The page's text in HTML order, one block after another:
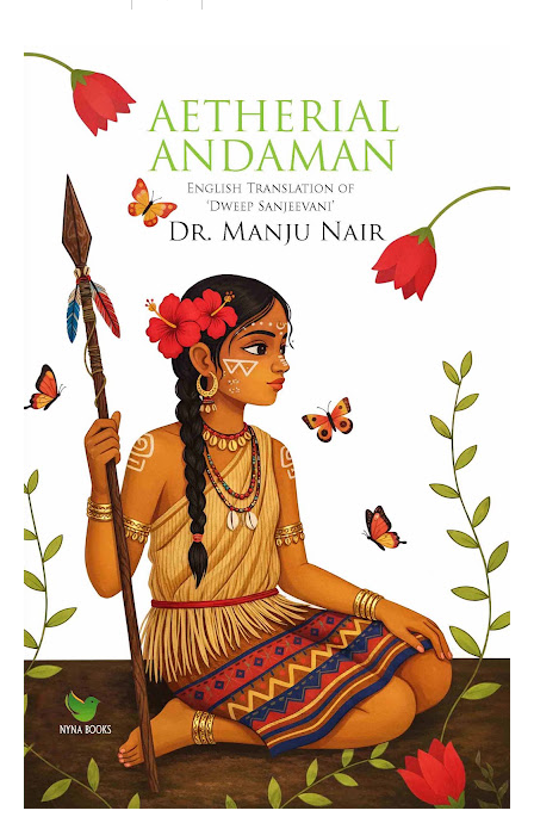
"Political Consciousness of Nicobaree Tribes in India" by
K. N. Suresh is a scholarly and insightful exploration of the
evolving political awareness of the Nicobaree tribal
communities. The book examines traditional governance
systems, colonial and post-independence influences, and
the impact of modern democratic institutions on
Nicobaree society. Through careful analysis and well-
documented research, the author highlights how identity,
culture, and political participation intersect in the Nicobar
Islands. Published by Nyna Books, this work is an
important contribution to tribal studies, political science,
and contemporary Indian social history, offering valuable
perspectives for researchers, students, and informed
readers alike..